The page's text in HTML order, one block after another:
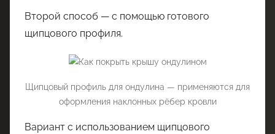
Второй способ — с помощью готового
щипцового профиля.
Щипцовый профиль для ондулина — применяются для
оформления наклонных рёбер кровли
Вариант с использованием щипцового